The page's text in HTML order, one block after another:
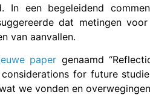
In een begeleidend
dat metingen
van aanvallen.
paper genaamd
for future
we vonden en